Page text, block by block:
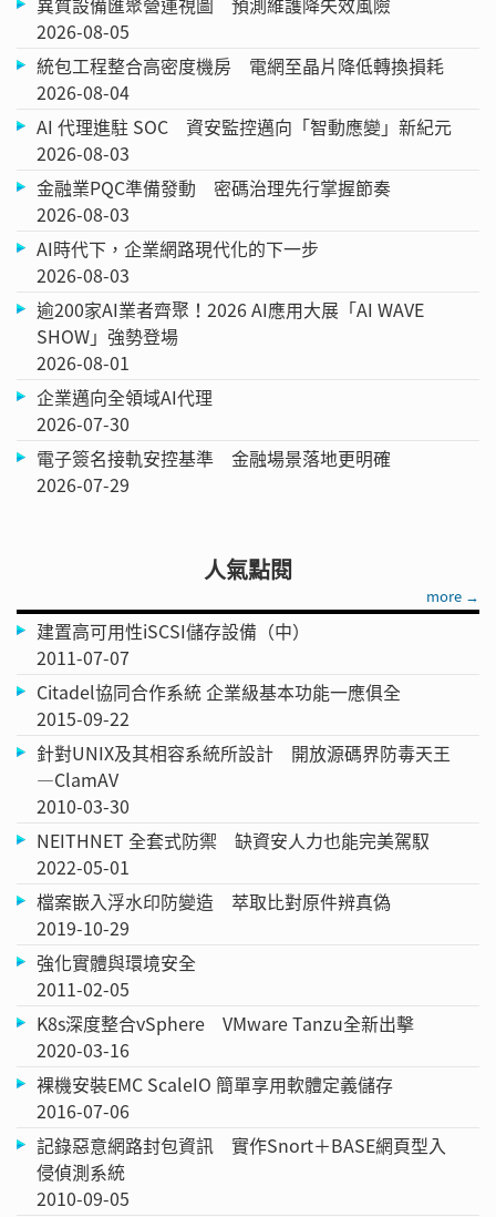
2026-08-05
統包工程整合高密度機房 電網至晶片降低轉換損耗
2026-08-04
AI 代理進駐 SOC 資安監控邁向「智動應變」新紀元
2026-08-03
金融業PQC準備發動 密碼治理先行掌握節奏
2026-08-03
AI時代下，企業網路現代化的下一步
2026-08-03
逾200家AI業者齊聚！2026 AI應用大展「AI WAVE
SHOW」強勢登場
2026-08-01
企業邁向全領域AI代理
2026-07-30
電子簽名接軌安控基準 金融場景落地更明確
2026-07-29
人氣點閱
more →
建置高可用性iSCSI儲存設備（中）
2011-07-07
Citadel協同合作系統 企業級基本功能一應俱全
2015-09-22
針對UNIX及其相容系統所設計 開放源碼界防毒天王
—ClamAV
2010-03-30
NEITHNET 全套式防禦 缺資安人力也能完美駕馭
2022-05-01
檔案嵌入浮水印防變造 萃取比對原件辨真偽
2019-10-29
強化實體與環境安全
2011-02-05
K8s深度整合vSphere VMware Tanzu全新出擊
2020-03-16
裸機安裝EMC ScaleIO 簡單享用軟體定義儲存
2016-07-06
記錄惡意網路封包資訊 實作Snort＋BASE網頁型入
侵偵測系統
2010-09-05